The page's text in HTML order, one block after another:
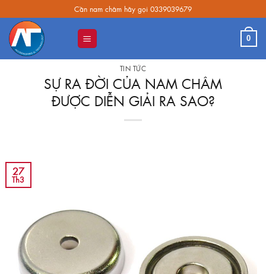
to
content
Cần nam châm hãy gọi 0339039679
0
TIN TỨC
SỰ RA ĐỜI CỦA NAM CHÂM
ĐƯỢC DIỄN GIẢI RA SAO?
27
Th3